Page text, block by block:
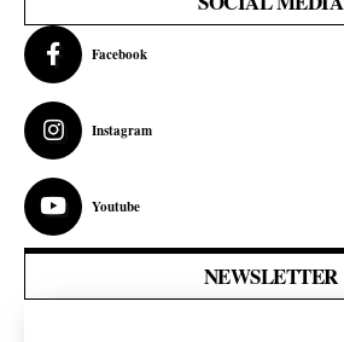
Facebook
Instagram
Youtube
NEWSLETTER